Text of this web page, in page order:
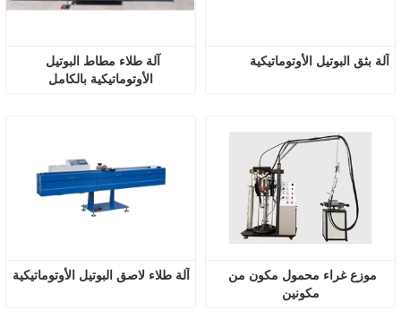
الأوتوماتيكية بالكامل
آلة بثق البوتيل الأوتوماتيكية
آلة طلاء لاصق البوتيل الأوتوماتيكية
مكونين